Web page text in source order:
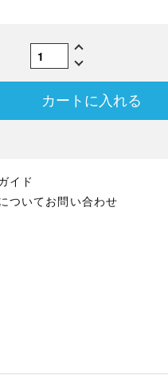
カートに入れる
イド
ついてお問い合わせ